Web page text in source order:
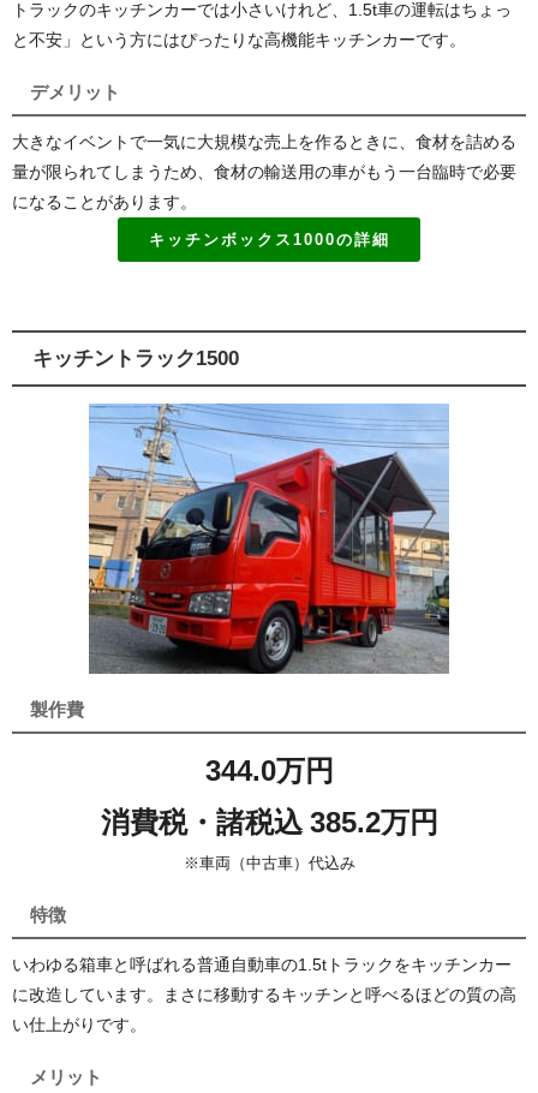
トラックのキッチンカーでは小さいけれど、1.5t車の運転はちょっ
と不安」という方にはぴったりな高機能キッチンカーです。
デメリット
大きなイベントで一気に大規模な売上を作るときに、食材を詰める
量が限られてしまうため、食材の輸送用の車がもう一台臨時で必要
になることがあります。
キッチンボックス1000の詳細
キッチントラック1500
製作費
344.0万円
消費税・諸税込 385.2万円
※車両（中古車）代込み
特徴
いわゆる箱車と呼ばれる普通自動車の1.5tトラックをキッチンカー
に改造しています。まさに移動するキッチンと呼べるほどの質の高
い仕上がりです。
メリット